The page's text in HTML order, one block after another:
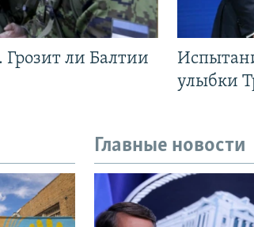
ли Балтии
улыбки
Главные новости